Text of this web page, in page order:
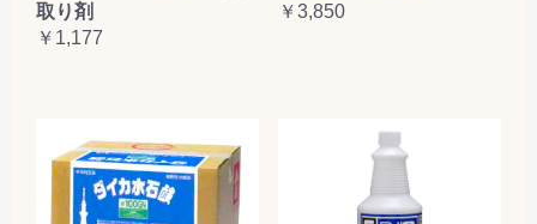
取り剤
￥1,177
￥3,850